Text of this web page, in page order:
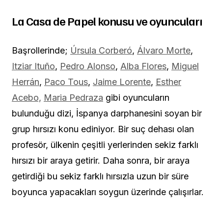
La Casa de Papel konusu ve oyuncuları
Başrollerinde; Úrsula Corberó, Álvaro Morte,
Itziar Ituño, Pedro Alonso, Alba Flores, Miguel
Herrán, Paco Tous, Jaime Lorente, Esther
Acebo, Maria Pedraza gibi oyuncuların
bulunduğu dizi, İspanya darphanesini soyan bir
grup hırsızı konu ediniyor. Bir suç dehası olan
profesör, ülkenin çeşitli yerlerinden sekiz farklı
hırsızı bir araya getirir. Daha sonra, bir araya
getirdiği bu sekiz farklı hırsızla uzun bir süre
boyunca yapacakları soygun üzerinde çalışırlar.